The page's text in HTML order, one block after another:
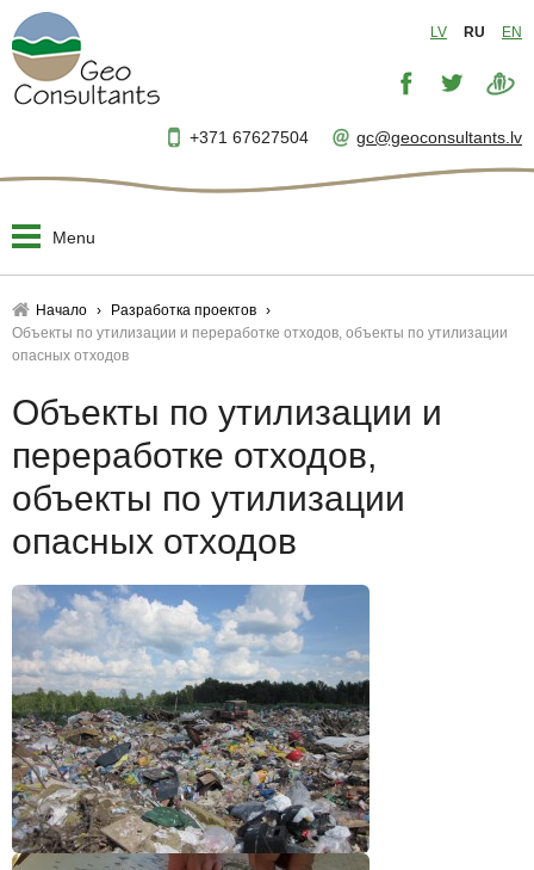
LV RU EN
+371 67627504 gc@geoconsultants.lv
Menu
О нас
Разработка проектов
Технический надзор
Руководство проектами
Исследования окружающей среды
Контакты
Начало
Разработка проектов
Объекты по утилизации и переработке отходов, объекты по утилизации
опасных отходов
Объекты по утилизации и
переработке отходов,
объекты по утилизации
опасных отходов